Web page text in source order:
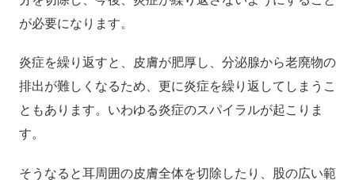
が必要になります。
炎症を繰り返すと、皮膚が肥厚し、分泌腺から老廃物の
排出が難しくなるため、更に炎症を繰り返してしまうこ
ともあります。いわゆる炎症のスパイラルが起こりま
す。
そうなると耳周囲の皮膚全体を切除したり、股の広い範